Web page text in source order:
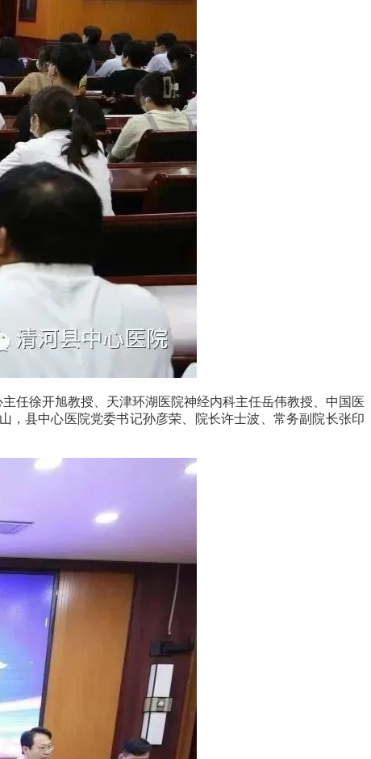
任徐开旭教授、天津环湖医院神经内科主任岳伟教授、中国医
，县中心医院党委书记孙彦荣、院长许士波、常务副院长张印